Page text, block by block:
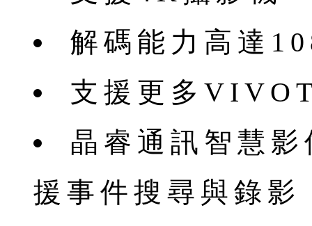
解碼能力高達
支援更多
晶睿通訊智慧
援事件搜尋與錄影